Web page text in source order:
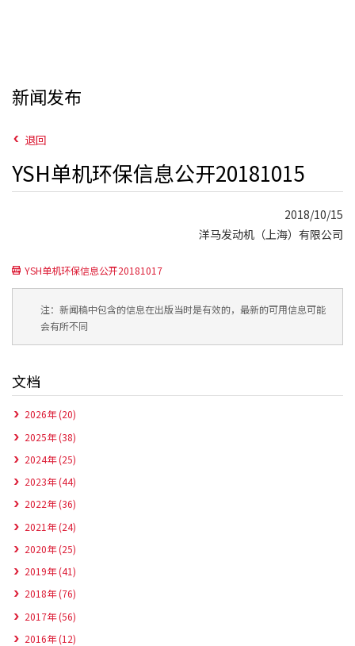
新闻发布
退回
YSH单机环保信息公开20181015
2018/10/15
洋马发动机（上海）有限公司
YSH单机环保信息公开20181017
注：新闻稿中包含的信息在出版当时是有效的，最新的可用信息可能
会有所不同
文档
2026年 (20)
2025年 (38)
2024年 (25)
2023年 (44)
2022年 (36)
2021年 (24)
2020年 (25)
2019年 (41)
2018年 (76)
2017年 (56)
2016年 (12)